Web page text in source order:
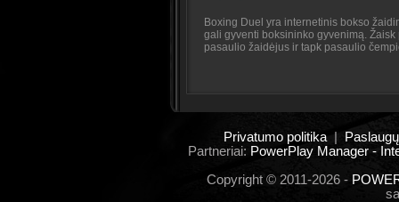
Boxing Duel yra internetinis bokso
gali gyventi boksininko gyvenimą. Žaisk
pasaulio žaidėjus ir tapk pasaulio
Privatumo politika
Partneriai: PowerPlay Manager -
Copyright © 2011-2026 -